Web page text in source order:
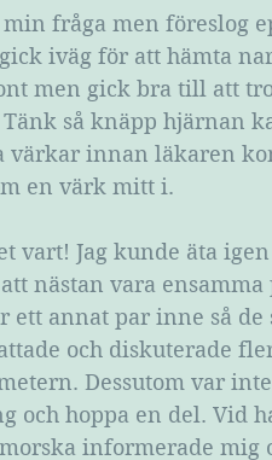
fråga men föreslog
iväg för att hämta
men gick bra till att
så knäpp hjärnan
värkar innan läkaren
en värk mitt i.
vart! Jag kunde äta
nästan vara
ett annat par inne så
och diskuterade
Dessutom var
och hoppa en del. Vid
informerade